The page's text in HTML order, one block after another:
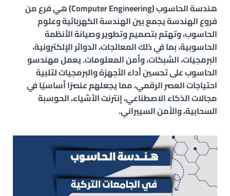
هندسة الحاسوب (Computer Engineering) هي فرع من
فروع الهندسة يجمع بين الهندسة الكهربائية وعلوم
الحاسوب، وتهتم بتصميم وتطوير وصيانة الأنظمة
الحاسوبية، بما في ذلك المعالجات، الدوائر الإلكترونية،
البرمجيات، الشبكات، وأمن المعلومات. يعمل مهندسو
الحاسوب على تحسين أداء الأجهزة والبرمجيات لتلبية
احتياجات العصر الرقمي، مما يجعلهم عنصرًا أساسيًا في
مجالات الذكاء الاصطناعي، إنترنت الأشياء، الحوسبة
السحابية، والأمن السيبراني.